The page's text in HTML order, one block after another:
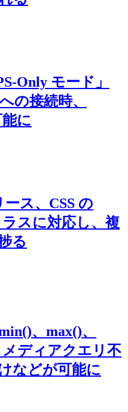
Only モード」
の接続時、
に
ス、CSS の
スに対応し、複
る
、max()、
ディアクエリ不
などが可能に